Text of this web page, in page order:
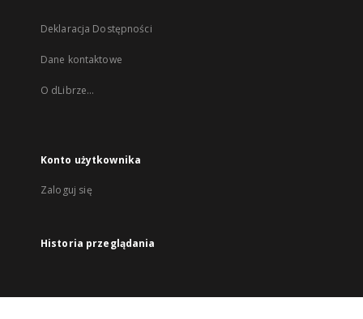
Deklaracja Dostępności
Dane kontaktowe
O dLibrze...
Konto użytkownika
Zaloguj się
Historia przeglądania